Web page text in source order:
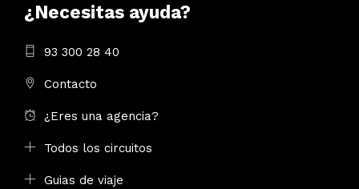
¿Necesitas ayuda?
93 300 28 40
Contacto
¿Eres una agencia?
Todos los circuitos
Guias de viaje